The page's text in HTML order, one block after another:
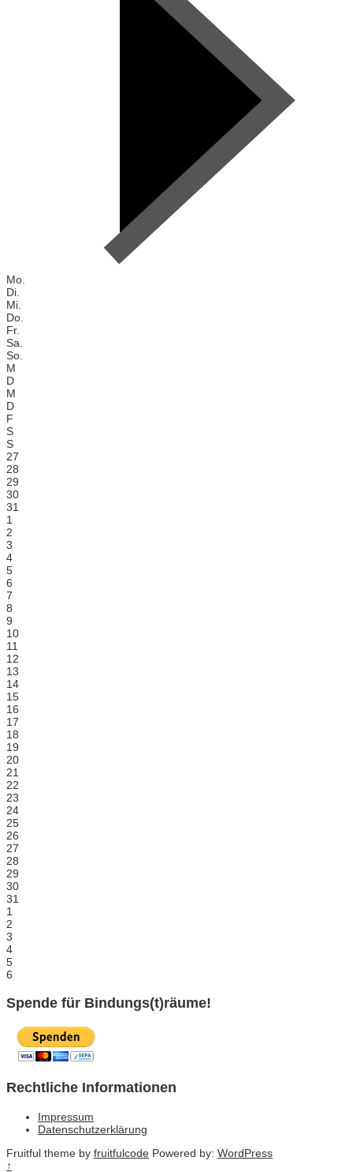
Mo.
Di.
Mi.
Do.
Fr.
Sa.
So.
M
D
M
D
F
S
S
27
28
29
30
31
1
2
3
4
5
6
7
8
9
10
11
12
13
14
15
16
17
18
19
20
21
22
23
24
25
26
27
28
29
30
31
1
2
3
4
5
6
Spende für Bindungs(t)räume!
Rechtliche Informationen
Impressum
Datenschutzerklärung
Fruitful theme by fruitfulcode Powered by: WordPress
↑